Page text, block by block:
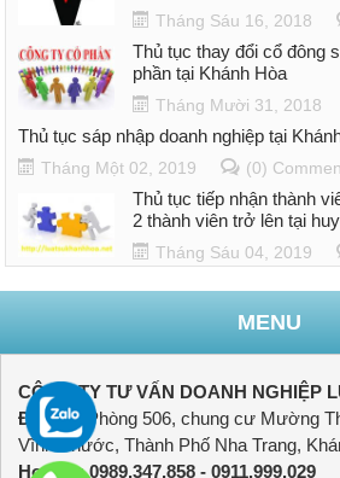
Tháng Sáu 16, 2018
Thủ tục thay đổi cổ đông
phần tại Khánh Hòa
Tháng Mười 31, 2018
Thủ tục sáp nhập doanh nghiệp tại
Tháng Một 02, 2019 (0)
Thủ tục tiếp nhận thành
2 thành viên trở lên tại
Tháng Sáu 04, 2019
MENU
CÔNG TY TƯ VẤN DOANH NGHIỆP
Địa chỉ:
Phòng 506, chung cư Mường
Vĩnh Phước, Thành Phố Nha Trang,
Hotline: 0989.347.858 - 0911.999.029